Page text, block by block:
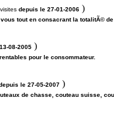
depuis le 27-01-2006 )
tout en consacrant la totalitÃ©
08-2005 )
pour le consommateur.
le 27-05-2007 )
de chasse, couteau suisse,